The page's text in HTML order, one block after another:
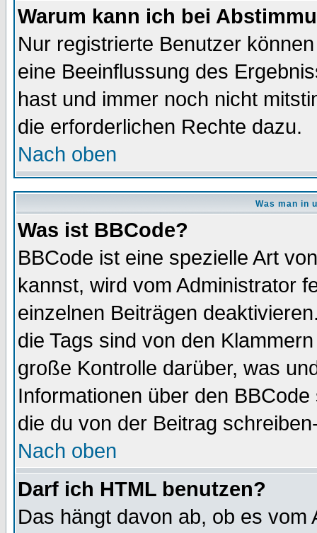
Warum kann ich bei
Nur registrierte Benutzer
eine Beeinflussung des
hast und immer noch nicht
die erforderlichen Rechte dazu.
Nach oben
Was man in
Was ist BBCode?
BBCode ist eine spezielle Art
kannst, wird vom Administrator
einzelnen Beiträgen
die Tags sind von den
große Kontrolle darüber, was
Informationen über den
die du von der Beitrag
Nach oben
Darf ich HTML benutzen?
Das hängt davon ab, ob es